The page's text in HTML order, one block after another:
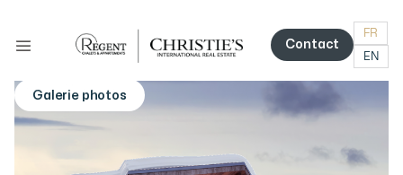
FR
EN
Contact
Contact
Galerie photos
More photos